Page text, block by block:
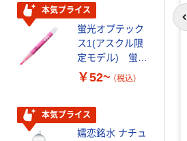
子濃
イソジンクリアうがい薬
Ａ400ｍｌ シオノギ ア
￥1,380
本気プライス
蛍光オプテック
ス1(アスクル限
定モデル) 蛍光
ペン ゼブラ
￥52~ （税込）
本気プライス
嬬恋銘水 ナチュ